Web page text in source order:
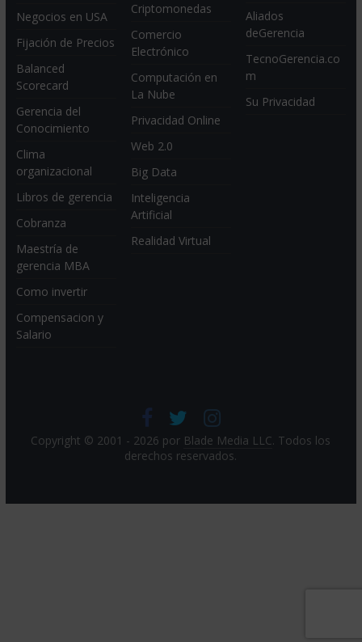
Negocios en USA
Fijación de Precios
Balanced
Scorecard
Gerencia del
Conocimiento
Clima
organizacional
Libros de gerencia
Cobranza
Maestría de
gerencia MBA
Como invertir
Compensacion y
Salario
Criptomonedas
Comercio
Electrónico
Computación en
La Nube
Privacidad Online
Web 2.0
Big Data
Inteligencia
Artificial
Realidad Virtual
Aliados
deGerencia
TecnoGerencia.co
m
Su Privacidad
Copyright © 2001 - 2026 por Blade Media LLC. Todos los
derechos reservados.